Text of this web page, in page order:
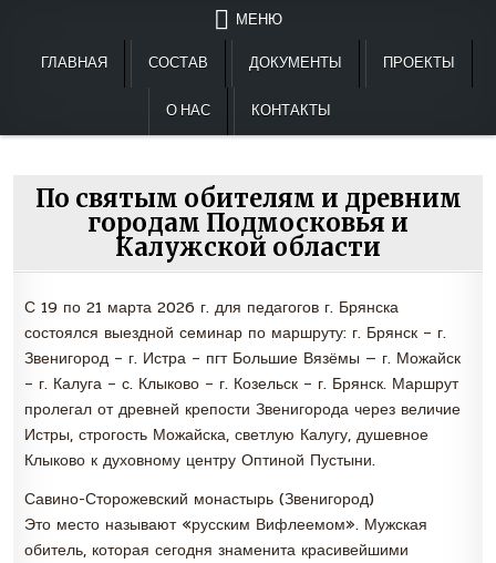
содержимому
МЕНЮ
ГЛАВНАЯ СОСТАВ ДОКУМЕНТЫ ПРОЕКТЫ
О НАС КОНТАКТЫ
По святым обителям и древним
городам Подмосковья и
Калужской области
С 19 по 21 марта 2026 г. для педагогов г. Брянска
состоялся выездной семинар по маршруту: г. Брянск – г.
Звенигород – г. Истра – пгт Большие Вязёмы — г. Можайск
– г. Калуга – с. Клыково – г. Козельск – г. Брянск. Маршрут
пролегал от древней крепости Звенигорода через величие
Истры, строгость Можайска, светлую Калугу, душевное
Клыково к духовному центру Оптиной Пустыни.
Савино-Сторожевский монастырь (Звенигород)
Это место называют «русским Вифлеемом». Мужская
обитель, которая сегодня знаменита красивейшими